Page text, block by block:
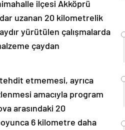
ilçesi Akköprü
uzanan 20 kilometrelik
yürütülen çalışmalarda
çaydan
etmemesi, ayrıca
amacıyla program
arasındaki 20
6 kilometre daha